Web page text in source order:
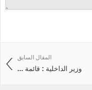
المقال السابق
وزير الداخلية : قائمة ...